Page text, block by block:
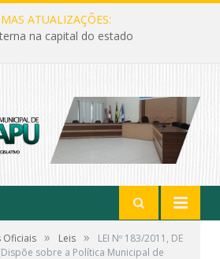
ATUALIZAÇÕES:
na capital do estado
Oficiais » Leis »
LEI Nº 183/2011, DE
sobre a Política Municipal de